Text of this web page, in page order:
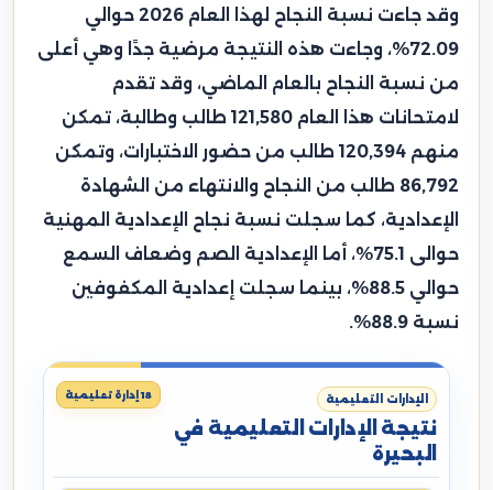
وقد جاءت نسبة النجاح لهذا العام 2026 حوالي
72.09%، وجاءت هذه النتيجة مرضية جدًا وهي أعلى
من نسبة النجاح بالعام الماضي، وقد تقدم
لامتحانات هذا العام 121,580 طالب وطالبة، تمكن
منهم 120,394 طالب من حضور الاختبارات، وتمكن
86,792 طالب من النجاح والانتهاء من الشهادة
الإعدادية، كما سجلت نسبة نجاح الإعدادية المهنية
حوالى 75.1%، أما الإعدادية الصم وضعاف السمع
حوالي 88.5%، بينما سجلت إعدادية المكفوفين
نسبة 88.9%.
الإدارات التعليمية
نتيجة الإدارات التعليمية في
البحيرة
18 إدارة تعليمية